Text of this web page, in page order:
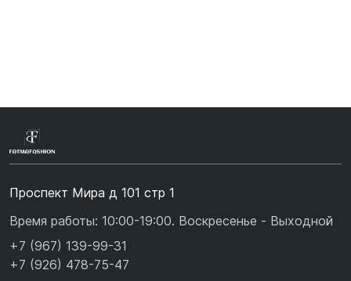
Проспект Мира д 101 стр 1
Время работы: 10:00-19:00. Воскресенье - Выходной
+7 (967) 139-99-31
+7 (926) 478-75-47